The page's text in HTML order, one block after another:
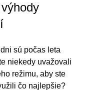
sú počas leta
niekedy uvažovali
režimu, aby ste
čo najlepšie?